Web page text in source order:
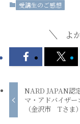
受講生のご感想
よ
NARD JAPAN認
マ・アドバイザー
（金沢市 Tさま）